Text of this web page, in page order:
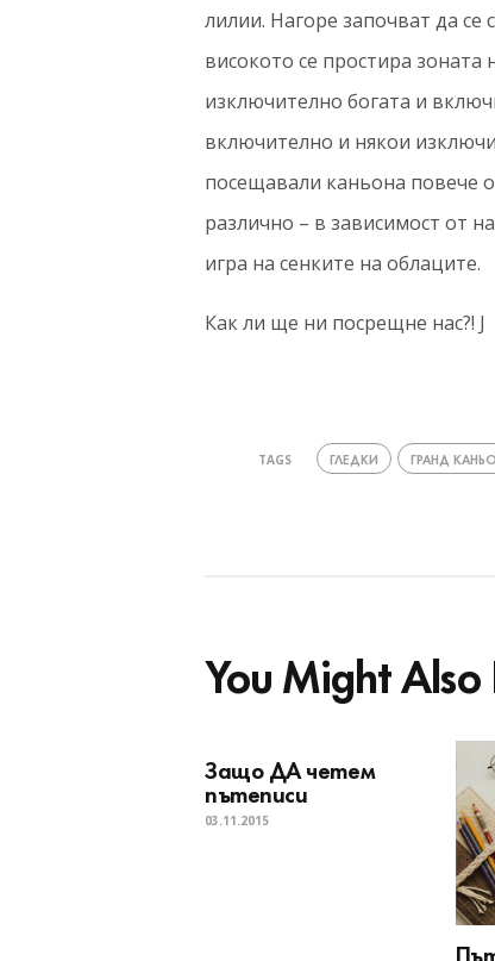
лилии. Нагоре започват да
високото се простира
изключително богата и
включително и някои
посещавали каньона повече
различно – в зависимост от
игра на сенките на облаците.
Как ли ще ни посрещне нас?! J
TAGS ГЛЕДКИ ГРАНД
You Might Also
Защо ДА четем
пътеписи
03.11.2015